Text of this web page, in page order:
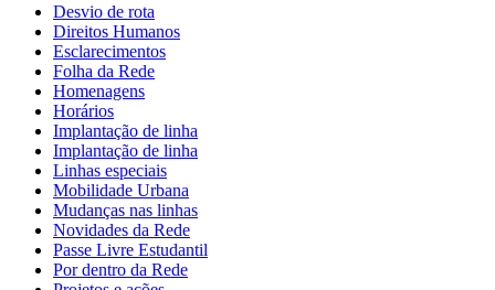
Desvio de rota
Direitos Humanos
Esclarecimentos
Folha da Rede
Homenagens
Horários
Implantação de linha
Implantação de linha
Linhas especiais
Mobilidade Urbana
Mudanças nas linhas
Novidades da Rede
Passe Livre Estudantil
Por dentro da Rede